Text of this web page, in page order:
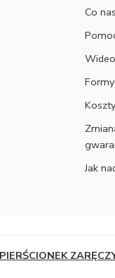
Co
Wideo
Jak
PIERŚCIONEK